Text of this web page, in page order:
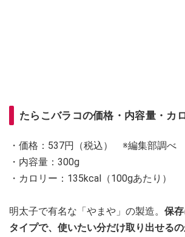
たらこバラコの価格・内容量・カ
・価格：537円（税込） ※編集部調べ
・内容量：300g
・カロリー：135kcal（100gあたり）
明太子で有名な「やまや」の製造。 保
タイプで、使いたい分だけ取り出せるの